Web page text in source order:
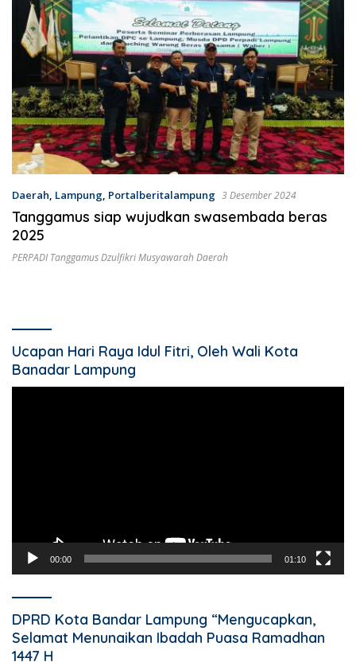
Daerah, Lampung, Portalberitalampung 3 Desember 2024
Tanggamus siap wujudkan swasembada beras
2025
PERPADI Tanggamus Dzulfikri Musyawarah Daerah
Ucapan Hari Raya Idul Fitri, Oleh Wali Kota
Banadar Lampung
00:00 01:10
DPRD Kota Bandar Lampung “Mengucapkan,
Selamat Menunaikan Ibadah Puasa Ramadhan
1447 H